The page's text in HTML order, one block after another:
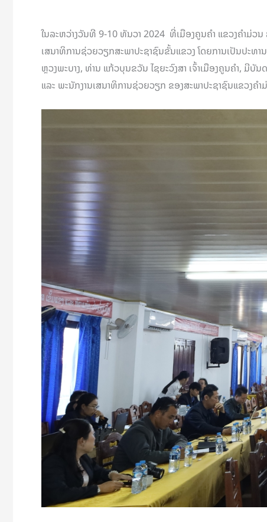
ໃນລະຫວ່າງວັນທີ 9-10 ທັນວາ 2024 ທີ່ເມືອງຄູນຄຳ ແຂວງຄໍາມ່ວ
ເສນາທິການຊ່ວຍວຽກສະພາປະຊາຊົນຂັ້ນແຂວງ ໂດຍການເປັນປະທ
ຫຼວງພະບາງ, ທ່ານ ແກ້ວບຸນຂວັນ ໄຊຍະວົງສາ ເຈົ້າເມືອງຄູນຄຳ, ມີບັ
ແລະ ພະນັກງານເສນາທິການຊ່ວຍວຽກ ຂອງສະພາປະຊາຊົນແຂວງ